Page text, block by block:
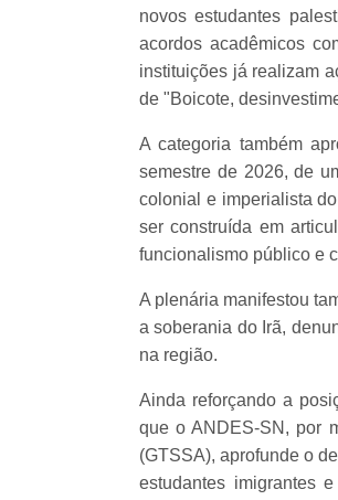
novos estudantes
acordos acadêmicos
instituições já realizam
de "Boicote,
A categoria também
semestre de 2026, de
colonial e imperialista
ser construída em
funcionalismo público e
A plenária manifestou
a soberania do Irã,
na região.
Ainda reforçando a
que o ANDES-SN, por
(GTSSA), aprofunde o
estudantes imigrantes